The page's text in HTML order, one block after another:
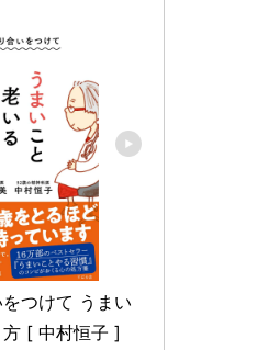
つけて うまい
[ 中村恒子 ]